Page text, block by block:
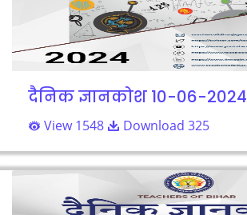
दैनिक ज्ञानकोश 10-06-2024
View 1548 Download 325